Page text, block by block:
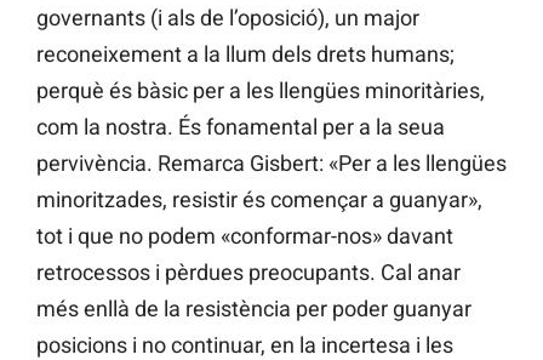
governants (i als de l’oposició), un major
reconeixement a la llum dels drets humans;
perquè és bàsic per a les llengües minoritàries,
com la nostra. És fonamental per a la seua
pervivència. Remarca Gisbert: «Per a les llengües
minoritzades, resistir és començar a guanyar»,
tot i que no podem «conformar-nos» davant
retrocessos i pèrdues preocupants. Cal anar
més enllà de la resistència per poder guanyar
posicions i no continuar, en la incertesa i les